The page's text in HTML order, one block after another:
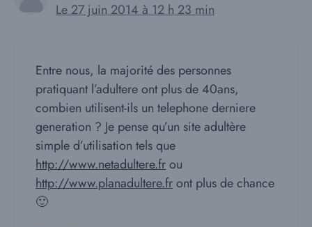
Le 27 juin 2014 à 12 h 23 min
Entre nous, la majorité des personnes
pratiquant l’adultere ont plus de 40ans,
combien utilisent-ils un telephone derniere
generation ? Je pense qu’un site adultère
simple d’utilisation tels que
http://www.netadultere.frou
http://www.planadultere.front plus de chance
🙂